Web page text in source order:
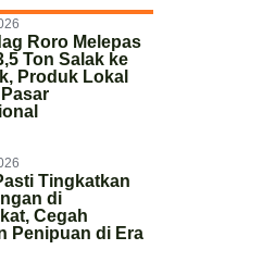
Roro Melepas
Ton Salak ke
Produk Lokal
Tingkatkan
di
Cegah
Penipuan di Era